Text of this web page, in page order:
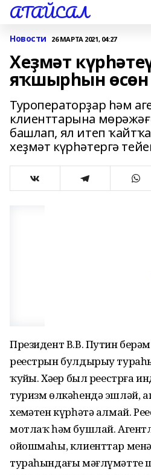
АТАЙСАЛ
Новости 26 МАРТА 2021, 04:27
Хеҙмәт
яҡшырһын өсөн
Туроператорҙар һәм
клиенттарына
башлап, ял итеп
хеҙмәт күрһәтергә
Президент В.В. Путин
реестрын булдырыу
ҡуйҙы. Хәҙер был реестрға
туризм өлкәһендә эшләй,
хеҙмәтен күрһәтә алмай.
мотлаҡ һәм бушлай.
ойошмаһы, клиенттар
тураһындағы мәғлүмәтте